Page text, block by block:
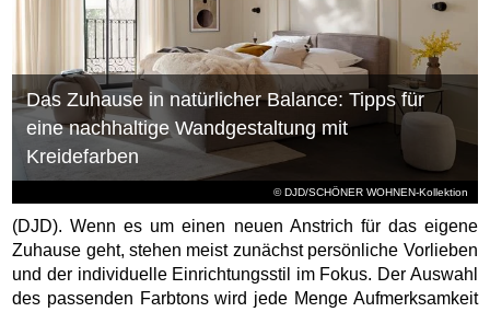
© DJD/SCHÖNER WOHNEN-Kollektion
Das Zuhause in natürlicher Balance: Tipps für
eine nachhaltige Wandgestaltung mit
Kreidefarben
(DJD). Wenn es um einen neuen Anstrich für das eigene
Zuhause geht, stehen meist zunächst persönliche Vorlieben
und der individuelle Einrichtungsstil im Fokus. Der Auswahl
des passenden Farbtons wird jede Menge Aufmerksamkeit